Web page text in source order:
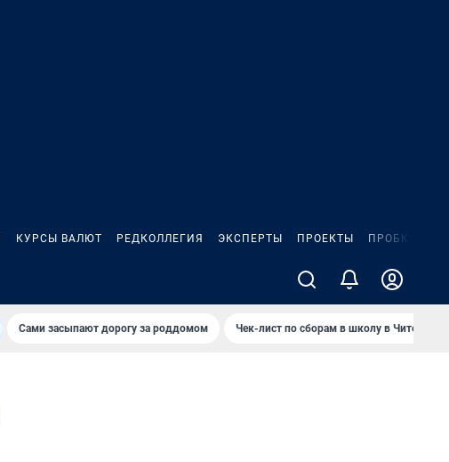
КУРСЫ ВАЛЮТ РЕДКОЛЛЕГИЯ ЭКСПЕРТЫ ПРОЕКТЫ ПРОБКИ
Сами засыпают дорогу за роддомом Чек-лист по сборам в школу в Чите